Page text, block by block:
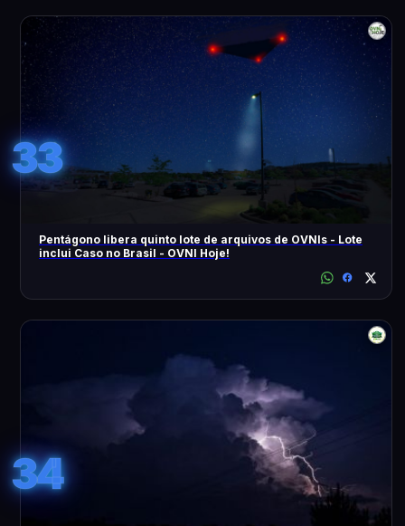
33
Pentágono libera quinto lote de arquivos de OVNIs - Lote
inclui Caso no Brasil - OVNI Hoje!
34